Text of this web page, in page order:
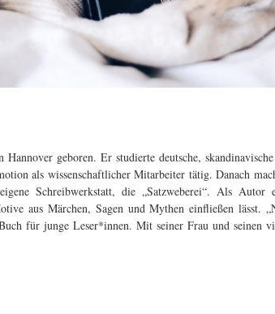
geboren. Er studierte deutsche,
als wissenschaftlicher Mitarbeiter tätig. Danach
Schreibwerkstatt, die „Satzweberei“. Als Autor
aus Märchen, Sagen und Mythen einfließen lässt.
für junge Leser*innen. Mit seiner Frau und seinen